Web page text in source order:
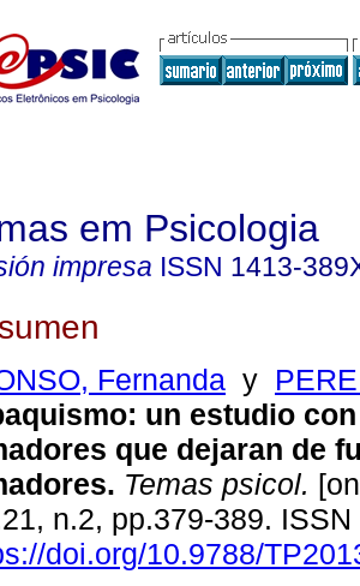
em Psicologia
impresa ISSN 1413-
Fernanda y
: un estudio
que dejaran de
. Temas psicol.
n.2, pp.379-389.
doi.org/10.9788/